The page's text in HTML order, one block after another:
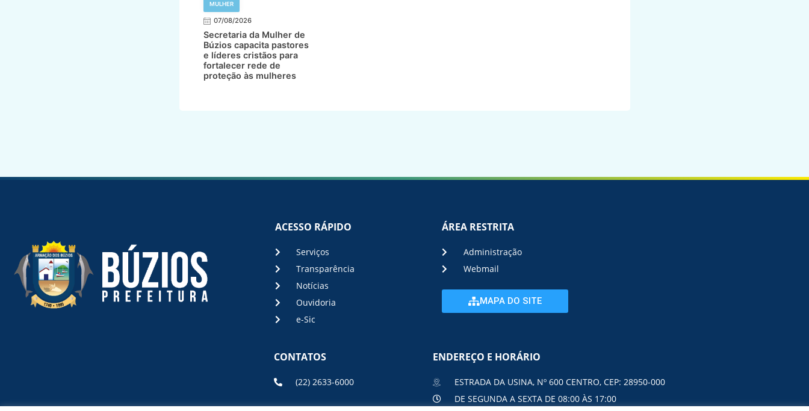
MULHER
07/08/2026
Secretaria da Mulher de
Búzios capacita pastores
e líderes cristãos para
fortalecer rede de
proteção às mulheres
ACESSO RÁPIDO
Serviços
Transparência
Notícias
Ouvidoria
e-Sic
ÁREA RESTRITA
Administração
Webmail
MAPA DO SITE
CONTATOS
(22) 2633-6000
ENDEREÇO E HORÁRIO
ESTRADA DA USINA, Nº 600 CENTRO, CEP: 28950-000
DE SEGUNDA A SEXTA DE 08:00 ÀS 17:00